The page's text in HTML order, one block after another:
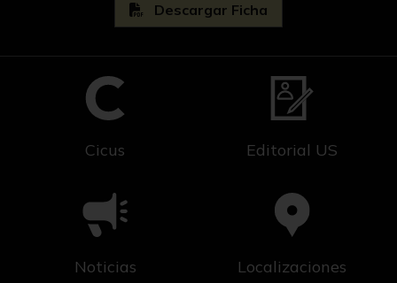
Descargar Ficha
Cicus Editorial US
Noticias Localizaciones